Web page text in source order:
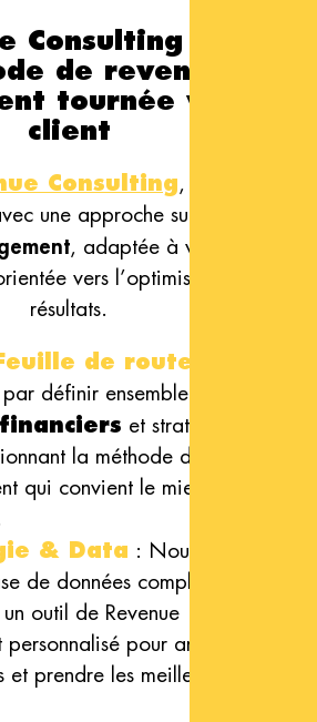
Consulting : une
de revenue
tournée vers le
client
Consulting, nous vous
une approche sur-mesure en
, adaptée à vos besoins
vers l’optimisation des
résultats.
de route
définir ensemble vos
et stratégiques,
la méthode de
qui convient le mieux à votre
& Data : Nous mettons en
de données complète et
outil de Revenue
pour analyser vos
prendre les meilleures